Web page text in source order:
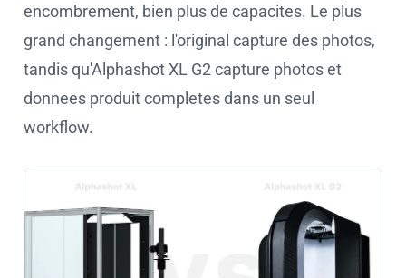
encombrement, bien plus de capacites. Le plus
grand changement : l'original capture des photos,
tandis qu'Alphashot XL G2 capture photos et
donnees produit completes dans un seul
workflow.